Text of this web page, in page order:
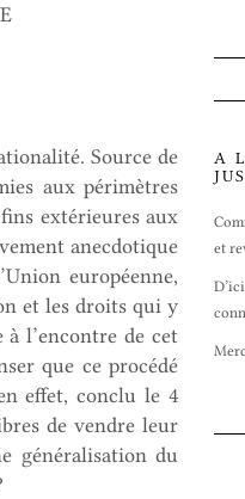
Source de
aux périmètres
extérieures aux
anecdotique
européenne,
et les droits qui y
l’encontre de cet
que ce procédé
effet, conclu le 4
de vendre leur
généralisation du
A
et